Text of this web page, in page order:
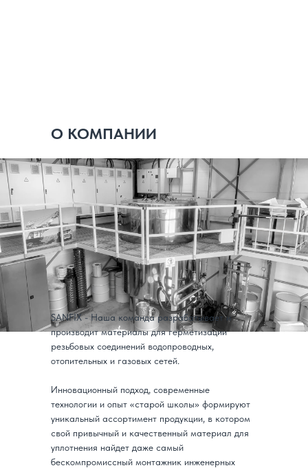
О КОМПАНИИ
SANFIX - Наша команда разрабатывает и
производит материалы для герметизации
резьбовых соединений водопроводных,
отопительных и газовых сетей.
Инновационный подход, современные
технологии и опыт «старой школы» формируют
уникальный ассортимент продукции, в котором
свой привычный и качественный материал для
уплотнения найдет даже самый
бескомпромиссный монтажник инженерных